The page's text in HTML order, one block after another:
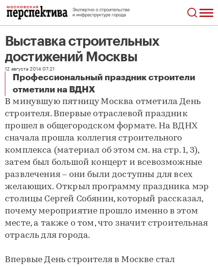
Выставка строительных
достижений Москвы
12 августа 2014 07:21
Профессиональный праздник строители
отметили на ВДНХ
Выставка строительных достижений Москвы
В минувшую пятницу Москва отметила День
строителя. Впервые отраслевой праздник
прошел в общегородском формате. На ВДНХ
сначала прошла коллегия строительного
комплекса (материал об этом см. на стр. 1, 3),
затем был большой концерт и всевозможные
развлечения – они были доступны для всех
желающих. Открыл программу праздника мэр
столицы Сергей Собянин, который рассказал,
почему мероприятие прошло именно в этом
месте, а также о том, что значит строительная
отрасль для города.
Впервые День строителя в Москве стал